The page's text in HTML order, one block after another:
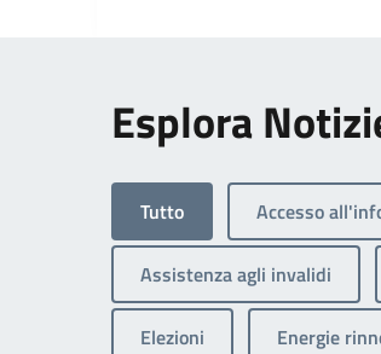
Esplora
Tutto Accesso
Assistenza agli invalidi
Elezioni Energie